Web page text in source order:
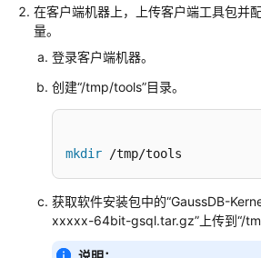
门
指
南
开
在客户端机器上，上传客户端工具包并
量。
登录客户端机器。
创建“/tmp/tools”目录。
mkdir /tmp/tools
获取软件安装包中的“GaussDB-
xxxxx-64bit-gsql.tar.gz”上传到“/